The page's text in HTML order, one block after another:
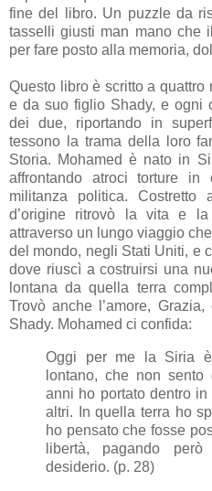
fine del libro. Un puzzle da
tasselli giusti man mano che
per fare posto alla memoria,
Questo libro è scritto a quattro
e da suo figlio Shady, e ogni
dei due, riportando in
tessono la trama della loro
Storia. Mohamed è nato in
affrontando atroci torture
militanza politica.
d’origine ritrovò la vita e
attraverso un lungo viaggio
del mondo, negli Stati Uniti, e
dove riuscì a costruirsi una
lontana da quella terra
Trovò anche l’amore,
Shady. Mohamed ci confida:
Oggi per me la Siria
lontano, che non
anni ho portato dentro
altri. In quella terra ho
ho pensato che fosse
libertà, pagando
desiderio. (p. 28)